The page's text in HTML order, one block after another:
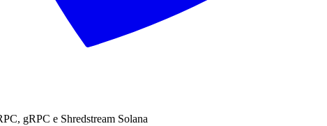
gRPC e Shredstream Solana